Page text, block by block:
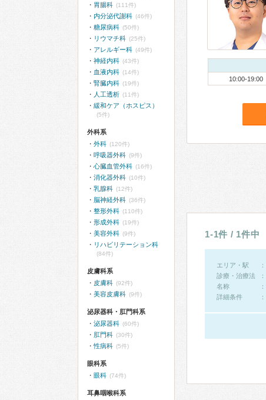
10:00-19:00
1-1件 / 1件中
エリア・駅
診療・治療法
名称
詳細条件
胃腸科 (111件)
内分泌代謝科 (46件)
糖尿病科 (50件)
リウマチ科 (25件)
アレルギー科 (49件)
神経内科 (43件)
血液内科 (14件)
腎臓内科 (19件)
人工透析 (11件)
緩和ケア（ホスピス）
(5件)
外科系
外科 (120件)
呼吸器外科 (9件)
心臓血管外科 (16件)
消化器外科 (10件)
乳腺科 (12件)
脳神経外科 (36件)
整形外科 (110件)
形成外科 (19件)
美容外科 (9件)
リハビリテーション科
(84件)
皮膚科系
皮膚科 (92件)
美容皮膚科 (9件)
泌尿器科・肛門科系
泌尿器科 (60件)
肛門科 (30件)
性病科 (5件)
眼科系
眼科 (74件)
耳鼻咽喉科系